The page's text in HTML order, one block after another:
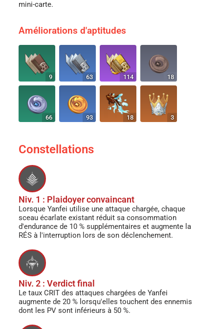
mini-carte.
Améliorations d'aptitudes
9 63 114 18
66 93 18 3
Constellations
Niv. 1 : Plaidoyer convaincant
Lorsque Yanfei utilise une attaque chargée, chaque
sceau écarlate existant réduit sa consommation
d'endurance de 10 % supplémentaires et augmente la
RÉS à l'interruption lors de son déclenchement.
Niv. 2 : Verdict final
Le taux CRIT des attaques chargées de Yanfei
augmente de 20 % lorsqu'elles touchent des ennemis
dont les PV sont inférieurs à 50 %.